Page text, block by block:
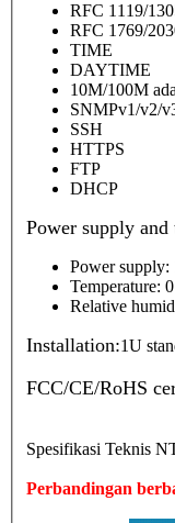
RFC 1119/
RFC 1769/
TIME
DAYTIME
10M/100M
SNMPv1/v2/
SSH
HTTPS
FTP
DHCP
Power supply
Power
Temperature:
Relative
Installation:1U
FCC/CE/RoHS
Spesifikasi Teknis
Perbandingan